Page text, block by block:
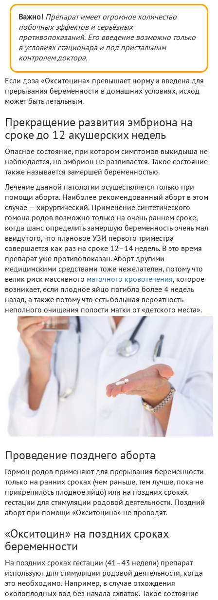
Важно! Препарат имеет огромное количество
побочных эффектов и серьёзных
противопоказаний. Его введение возможно только
в условиях стационара и под пристальным
контролем доктора.
Если доза «Окситоцина» превышает норму и введена для
прерывания беременности в домашних условиях, исход
может быть летальным.
Прекращение развития эмбриона на
сроке до 12 акушерских недель
Опасное состояние, при котором симптомов выкидыша не
наблюдается, но эмбрион не развивается. Такое состояние
также называется замершей беременностью.
Лечение данной патологии осуществляется только при
помощи аборта. Наиболее рекомендованный аборт в этом
случае — хирургический. Применение синтетического
гомона родов возможно только на очень раннем сроке,
когда шанс определить замершую беременность очень мал
ввиду того, что плановое УЗИ первого триместра
совершается как раз на сроке 12–14 недель. В это время
препарат уже противопоказан. Аборт другими
медицинскими средствами тоже нежелателен, потому что
велик риск массивного маточного кровотечения, которое
возникает, если плодное яйцо погибло более 4 недель
назад, а также потому что есть большая вероятность
неполного очищения полости матки от «детского места».
Проведение позднего аборта
Гормон родов применяют для прерывания беременности
только на ранних сроках (чем раньше, тем лучше, пока не
прикрепилось плодное яйцо) или на поздних сроках
гестации для стимуляции родовой деятельности. Поздний
аборт при помощи «Окситоцина» не проводят.
«Окситоцин» на поздних сроках
беременности
На поздних сроках гестации (41–43 недели) препарат
используют для стимуляции родовой деятельности, когда
это необходимо. Например, в случае отхождения
околоплодных вод без начала схваток. Такое состояние